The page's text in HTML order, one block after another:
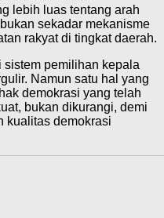
lebih luas tentang arah
sekadar mekanisme
rakyat di tingkat daerah.
sistem pemilihan kepala
Namun satu hal yang
demokrasi yang telah
bukan dikurangi, demi
kualitas demokrasi